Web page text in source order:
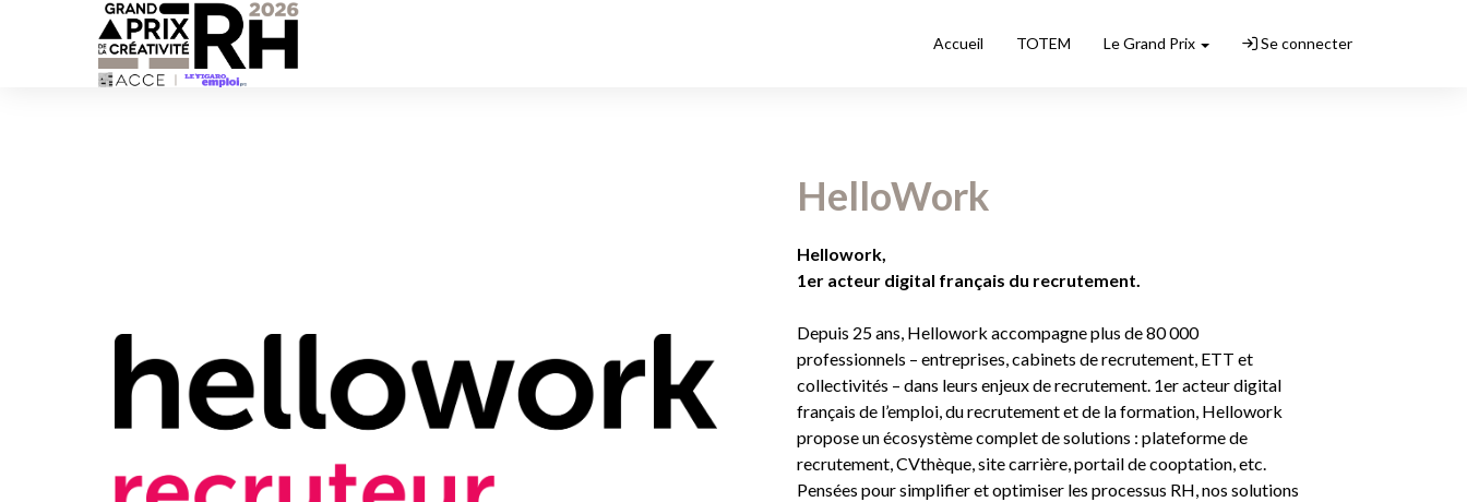
Accueil TOTEM Le Grand Prix Se connecter
HelloWork
Hellowork,
1er acteur digital français du recrutement.
Depuis 25 ans, Hellowork accompagne plus de 80 000
professionnels – entreprises, cabinets de recrutement, ETT et
collectivités – dans leurs enjeux de recrutement. 1er acteur digital
français de l’emploi, du recrutement et de la formation, Hellowork
propose un écosystème complet de solutions : plateforme de
recrutement, CVthèque, site carrière, portail de cooptation, etc.
Pensées pour simplifier et optimiser les processus RH, nos solutions